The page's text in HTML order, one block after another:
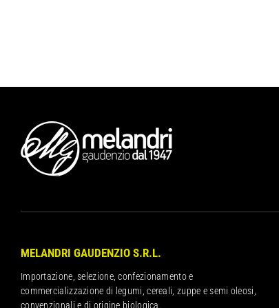
MELANDRI GAUDENZIO S.R.L.
Importazione, selezione, confezionamento e
commercializzazione di legumi, cereali, zuppe e semi oleosi,
convenzionali e di origine biologica.